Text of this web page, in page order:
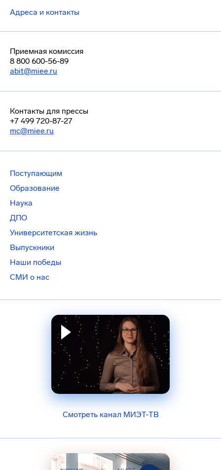
Адреса и контакты
Приемная комиссия
8 800 600-56-89
abit@miee.ru
Контакты для прессы
+7 499 720-87-27
mc@miee.ru
Поступающим
Образование
Наука
ДПО
Университетская жизнь
Выпускники
Наши победы
СМИ о нас
Смотреть канал МИЭТ-ТВ